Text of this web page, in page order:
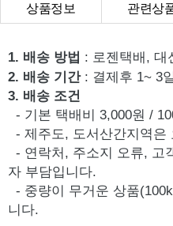
상품정보 관련상
1. 배송 방법 : 로젠택배, 대
2. 배송 기간 : 결제후 1~ 3
3. 배송 조건
- 기본 택배비 3,000원 /
- 제주도, 도서산간지역은
- 연락처, 주소지 오류, 고
자 부담입니다.
- 중량이 무거운 상품
니다.